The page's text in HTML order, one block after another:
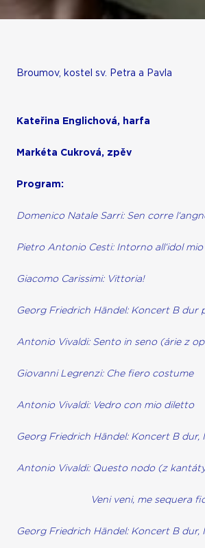
Broumov, kostel sv. Petra a Pavla
Kateřina Englichová, harfa
Markéta Cukrová, zpěv
Program:
Domenico Natale Sarri: Sen corre
Pietro Antonio Cesti: Intorno all‘idol mio
Giacomo Carissimi: Vittoria!
Georg Friedrich Händel: Koncert B dur
Antonio Vivaldi: Sento in seno (árie z
Giovanni Legrenzi: Che fiero costume
Antonio Vivaldi: Vedro con mio diletto
Georg Friedrich Händel: Koncert B dur,
Antonio Vivaldi: Questo nodo (z
Veni veni, me sequera fida
Georg Friedrich Händel: Koncert B dur,